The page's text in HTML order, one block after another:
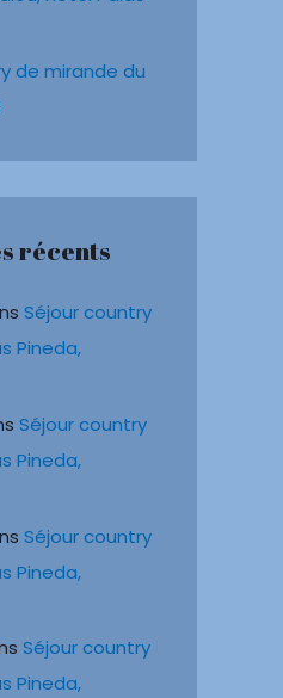
de mirande du
récents
Séjour country
Pineda,
Séjour country
Pineda,
Séjour country
Pineda,
Séjour country
Pineda,